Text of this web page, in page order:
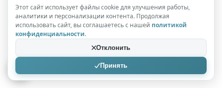
Ошибка, фотография не обнаружена
Этот сайт использует файлы cookie для улучшения работы,
аналитики и персонализации контента. Продолжая
использовать сайт, вы соглашаетесь с нашей политикой
конфиденциальности.
Отклонить
Принять